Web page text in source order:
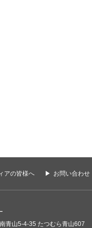
アの皆様へ お問い合わせ
青山5-4-35 たつむら青山607